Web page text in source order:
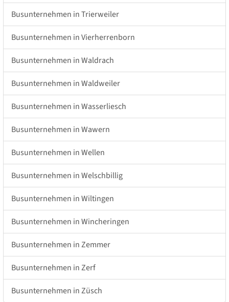
Busunternehmen in Trierweiler
Busunternehmen in Vierherrenborn
Busunternehmen in Waldrach
Busunternehmen in Waldweiler
Busunternehmen in Wasserliesch
Busunternehmen in Wawern
Busunternehmen in Wellen
Busunternehmen in Welschbillig
Busunternehmen in Wiltingen
Busunternehmen in Wincheringen
Busunternehmen in Zemmer
Busunternehmen in Zerf
Busunternehmen in Züsch